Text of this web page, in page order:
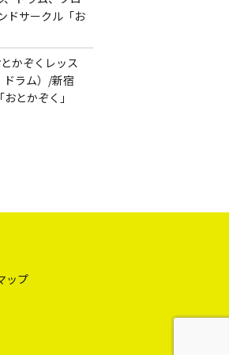
ドサークル「お
かぞくレッス
ドラム）/新宿
とかぞく」
ップ